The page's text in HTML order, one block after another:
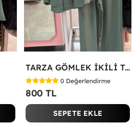
TARZA GÖMLEK İKİLİ TAKIM KOT KUMAŞ Yeşil
0 Değerlendirme
800 TL
SEPETE EKLE